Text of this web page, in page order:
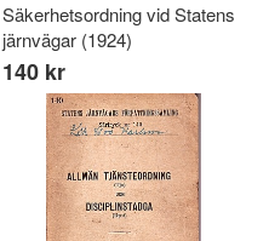
Säkerhetsordning vid Statens
järnvägar (1924)
140 kr